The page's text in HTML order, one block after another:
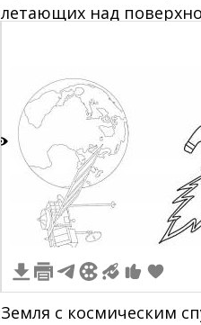
летающих над
Земля с космическим